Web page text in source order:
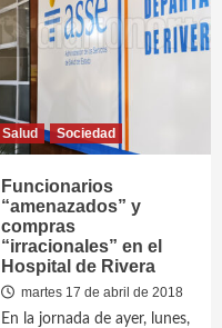
Salud Sociedad
Funcionarios
“amenazados” y
compras
“irracionales” en el
Hospital de Rivera
martes 17 de abril de 2018
En la jornada de ayer, lunes,